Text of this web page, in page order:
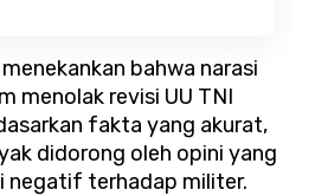
bahwa narasi
menolak revisi UU TNI
fakta yang akurat,
didorong oleh opini yang
negatif terhadap militer.